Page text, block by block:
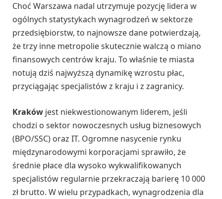
Choć Warszawa nadal utrzymuje pozycję lidera w
ogólnych statystykach wynagrodzeń w sektorze
przedsiębiorstw, to najnowsze dane potwierdzają,
że trzy inne metropolie skutecznie walczą o miano
finansowych centrów kraju. To właśnie te miasta
notują dziś najwyższą dynamikę wzrostu płac,
przyciągając specjalistów z kraju i z zagranicy.
Kraków jest niekwestionowanym liderem, jeśli
chodzi o sektor nowoczesnych usług biznesowych
(BPO/SSC) oraz IT. Ogromne nasycenie rynku
międzynarodowymi korporacjami sprawiło, że
średnie płace dla wysoko wykwalifikowanych
specjalistów regularnie przekraczają barierę 10 000
zł brutto. W wielu przypadkach, wynagrodzenia dla